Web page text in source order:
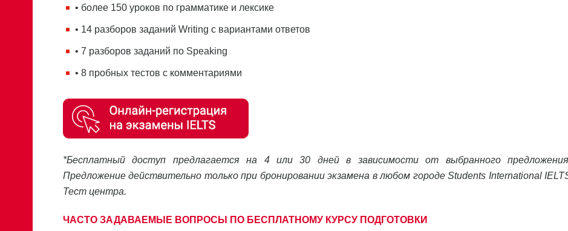
• более 150 уроков по грамматике и лексике
• 14 разборов заданий Writing с вариантами ответов
• 7 разборов заданий по Speaking
• 8 пробных тестов с комментариями
*Бесплатный доступ предлагается на 4 или 30 дней в зависимости от выбранного
Предложение действительно только при бронировании экзамена в любом городе Students International
Тест центра.
ЧАСТО ЗАДАВАЕМЫЕ ВОПРОСЫ ПО БЕСПЛАТНОМУ КУРСУ ПОДГОТОВКИ